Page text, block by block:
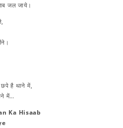
जल जाये।
है थाने में,
में…
Ka Hisaab